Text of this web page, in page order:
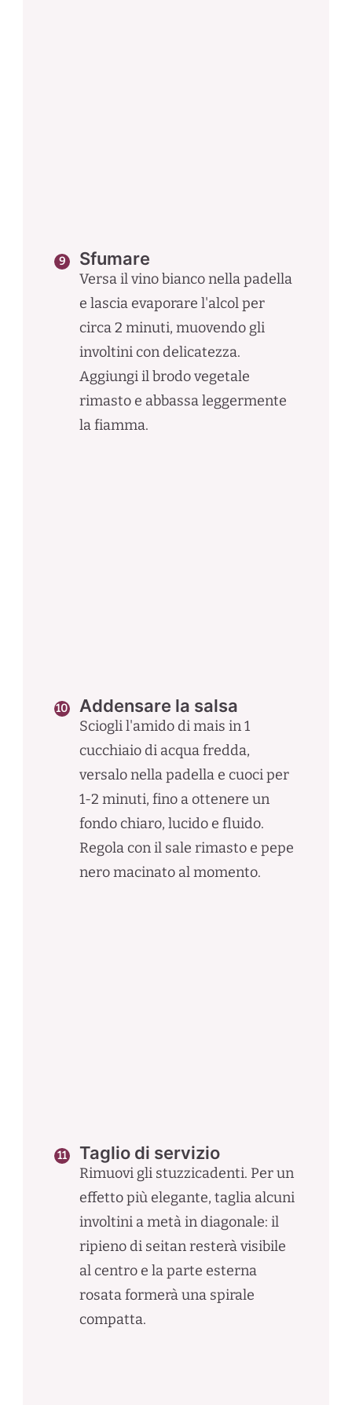
Sfumare
Versa il vino bianco nella padella
e lascia evaporare l'alcol per
circa 2 minuti, muovendo gli
involtini con delicatezza.
Aggiungi il brodo vegetale
rimasto e abbassa leggermente
la fiamma.
Addensare la salsa
Sciogli l'amido di mais in 1
cucchiaio di acqua fredda,
versalo nella padella e cuoci per
1-2 minuti, fino a ottenere un
fondo chiaro, lucido e fluido.
Regola con il sale rimasto e pepe
nero macinato al momento.
Taglio di servizio
Rimuovi gli stuzzicadenti. Per un
effetto più elegante, taglia alcuni
involtini a metà in diagonale: il
ripieno di seitan resterà visibile
al centro e la parte esterna
rosata formerà una spirale
compatta.